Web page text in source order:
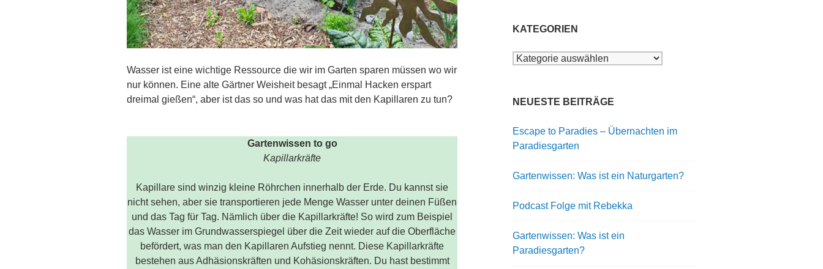
Wasser ist eine wichtige Ressource die wir im Garten sparen müssen wo wir
nur können. Eine alte Gärtner Weisheit besagt „Einmal Hacken erspart
dreimal gießen“, aber ist das so und was hat das mit den Kapillaren zu tun?
Gartenwissen to go
Kapillarkräfte
Kapillare sind winzig kleine Röhrchen innerhalb der Erde. Du kannst sie
nicht sehen, aber sie transportieren jede Menge Wasser unter deinen Füßen
und das Tag für Tag. Nämlich über die Kapillarkräfte! So wird zum Beispiel
das Wasser im Grundwasserspiegel über die Zeit wieder auf die Oberfläche
befördert, was man den Kapillaren Aufstieg nennt. Diese Kapillarkräfte
bestehen aus Adhäsionskräften und Kohäsionskräften. Du hast bestimmt
KATEGORIEN
Kategorien
NEUESTE BEITRÄGE
Escape to Paradies – Übernachten im
Paradiesgarten
Gartenwissen: Was ist ein Naturgarten?
Podcast Folge mit Rebekka
Gartenwissen: Was ist ein
Paradiesgarten?